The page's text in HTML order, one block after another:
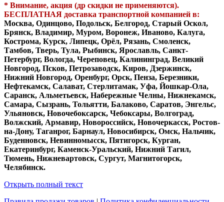
* Внимание, акция (др скидки не применяются).
БЕСПЛАТНАЯ доставка транспортной компанией в:
Москва, Одинцово, Подольск, Белгород, Старый Оскол,
Брянск, Владимир, Муром, Воронеж, Иваново, Калуга,
Кострома, Курск, Липецк, Орёл, Рязань, Смоленск,
Тамбов, Тверь, Тула, Рыбинск, Ярославль, Санкт-
Петербург, Вологда, Череповец, Калининград, Великий
Новгород, Псков, Петрозаводск, Киров, Дзержинск,
Нижний Новгород, Оренбург, Орск, Пенза, Березники,
Нефтекамск, Салават, Стерлитамак, Уфа, Йошкар-Ола,
Саранск, Альметьевск, Набережные Челны, Нижнекамск,
Самара, Сызрань, Тольятти, Балаково, Саратов, Энгельс,
Ульяновск, Новочебоксарск, Чебоксары, Волгоград,
Волжский, Армавир, Новороссийск, Новочеркасск, Ростов-
на-Дону, Таганрог, Барнаул, Новосибирск, Омск, Нальчик,
Буденновск, Невинномысск, Пятигорск, Курган,
Екатеринбург, Каменск-Уральский, Нижний Тагил,
Тюмень, Нижневартовск, Сургут, Магнитогорск,
Челябинск.
Открыть полный текст